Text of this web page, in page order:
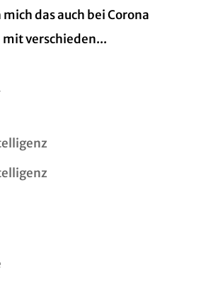
das auch bei Corona
verschieden...